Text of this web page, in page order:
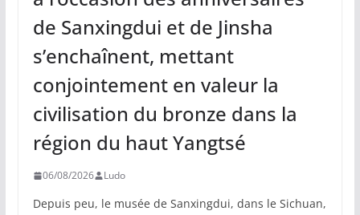
de Sanxingdui et de Jinsha
s’enchaînent, mettant
conjointement en valeur la
civilisation du bronze dans la
région du haut Yangtsé
06/08/2026 Ludo
Depuis peu, le musée de Sanxingdui, dans le Sichuan,